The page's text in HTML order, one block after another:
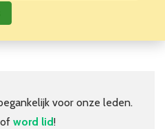
voor onze leden.
of word lid!
Helpcenter
links